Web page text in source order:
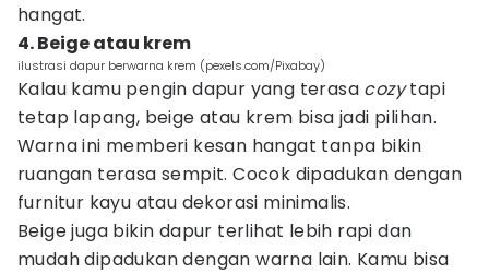
hangat.
4. Beige atau krem
ilustrasi dapur berwarna krem (pexels.com/Pixabay)
Kalau kamu pengin dapur yang terasa cozytapi
tetap lapang, beige atau krem bisa jadi pilihan.
Warna ini memberi kesan hangat tanpa bikin
ruangan terasa sempit. Cocok dipadukan dengan
furnitur kayu atau dekorasi minimalis.
Beige juga bikin dapur terlihat lebih rapi dan
mudah dipadukan dengan warna lain. Kamu bisa